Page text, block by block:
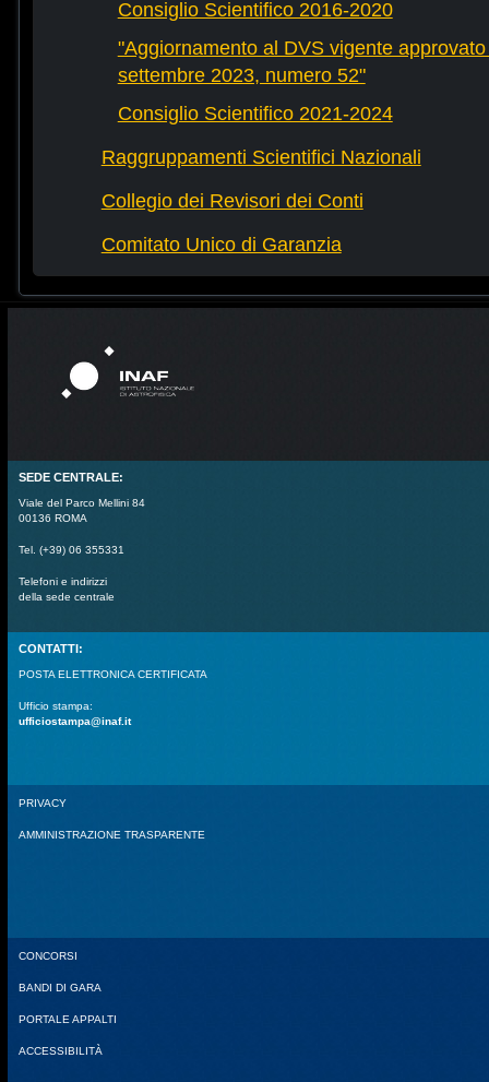
Consiglio Scientifico 2016-2020
"Aggiornamento al DVS vigente
settembre 2023, numero 52"
Consiglio Scientifico 2021-2024
Raggruppamenti Scientifici Nazionali
Collegio dei Revisori dei Conti
Comitato Unico di Garanzia
SEDE CENTRALE:
Viale del Parco Mellini 84
00136 ROMA
Tel. (+39) 06 355331
Telefoni e indirizzi
della sede centrale
CONTATTI:
POSTA ELETTRONICA CERTIFICATA
Ufficio stampa:
ufficiostampa@inaf.it
PRIVACY
AMMINISTRAZIONE TRASPARENTE
CONCORSI
BANDI DI GARA
PORTALE APPALTI
ACCESSIBILITÀ